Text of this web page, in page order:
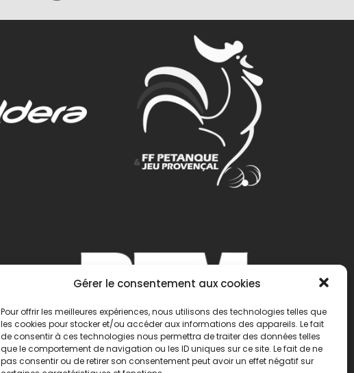
Gérer le consentement aux cookies
Pour offrir les meilleures expériences, nous utilisons des technologies telles que
les cookies pour stocker et/ou accéder aux informations des appareils. Le fait
de consentir à ces technologies nous permettra de traiter des données telles
que le comportement de navigation ou les ID uniques sur ce site. Le fait de ne
pas consentir ou de retirer son consentement peut avoir un effet négatif sur